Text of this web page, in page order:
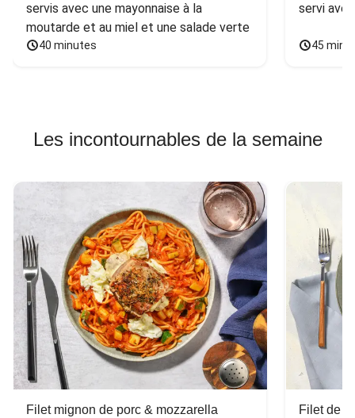
servis avec une mayonnaise à la
moutarde et au miel et une salade verte
40 minutes
servi
45
Les incontournables de la semaine
Filet mignon de porc & mozzarella
Filet de